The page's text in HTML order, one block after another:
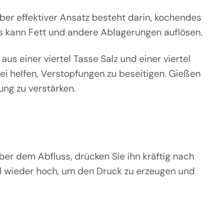
effektiver Ansatz besteht darin, kochendes
kann Fett und andere Ablagerungen auflösen.
einer viertel Tasse Salz und einer viertel
helfen, Verstopfungen zu beseitigen. Gießen
zu verstärken.
dem Abfluss, drücken Sie ihn kräftig nach
hoch, um den Druck zu erzeugen und